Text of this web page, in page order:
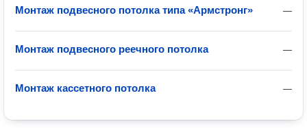
—
Монтаж подвесного потолка типа «Армстронг»
—
Монтаж подвесного реечного потолка
—
Монтаж кассетного потолка